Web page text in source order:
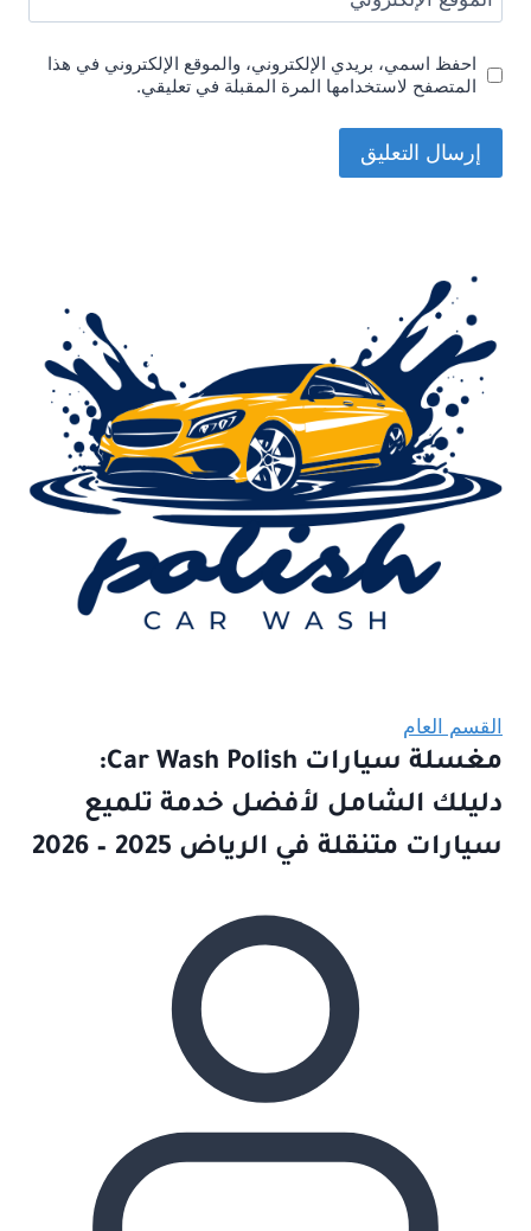
احفظ اسمي، بريدي الإلكتروني، والموقع الإلكتروني في هذا
المتصفح لاستخدامها المرة المقبلة في تعليقي.
القسم العام
مغسلة سيارات Car Wash Polish:
دليلك الشامل لأفضل خدمة تلميع
سيارات متنقلة في الرياض 2025 – 2026